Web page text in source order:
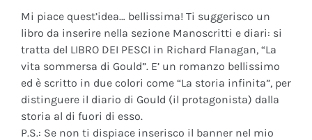
Mi piace quest’idea… bellissima! Ti suggerisco un
libro da inserire nella sezione Manoscritti e diari: si
tratta del LIBRO DEI PESCI in Richard Flanagan, “La
vita sommersa di Gould”. E’ un romanzo bellissimo
ed è scritto in due colori come “La storia infinita”, per
distinguere il diario di Gould (il protagonista) dalla
storia al di fuori di esso.
P.S.: Se non ti dispiace inserisco il banner nel mio